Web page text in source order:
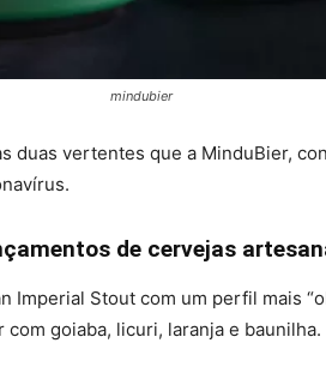
mindubier
duas vertentes que a MinduBier,
de cervejas
Imperial Stout com um perfil mais
goiaba, licuri, laranja e baunilha.